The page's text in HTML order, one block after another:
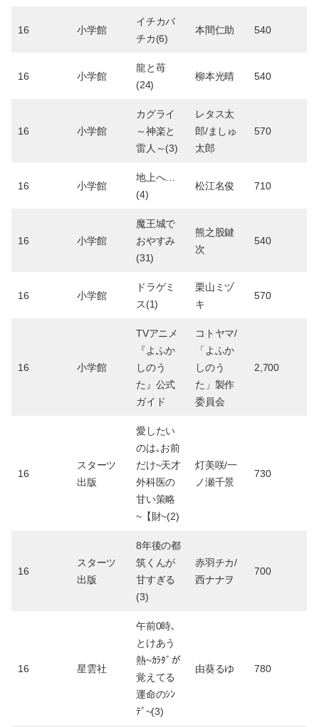
16 小学館
イチカバ
チカ(6)
本間仁助 540
16 小学館
龍と苺
(24)
柳本光晴 540
16 小学館
カグライ
～神楽と
雷人～(3)
レタス太
郎/ましゅ
太郎
570
16 小学館
地上へ…
(4)
松江名俊 710
16 小学館
魔王城で
おやすみ
(31)
熊之股鍵
次
540
16 小学館
ドラゲミ
ス(1)
栗山ミヅ
キ
570
16 小学館
TVアニメ
『よふか
しのう
た』公式
ガイド
コトヤマ/
「よふか
しのう
た」製作
委員会
2,700
16
スターツ
出版
愛したい
のは､お前
だけ~天才
外科医の
甘い策略
~【財~(2)
灯美咲/一
ノ瀬千景
730
16
スターツ
出版
8年後の都
筑くんが
甘すぎる
(3)
赤羽チカ/
西ナナヲ
700
16 星雲社
午前0時､
とけあう
熱~ｶﾗﾀﾞが
覚えてる
運命のｼﾝ
ﾃﾞ~(3)
由葵るゆ 780